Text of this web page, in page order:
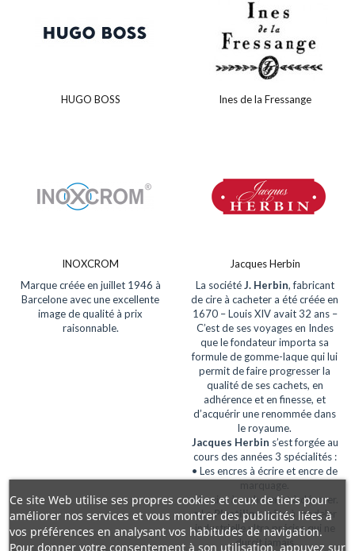
HUGO BOSS Ines de la Fressange
INOXCROM
Marque créée en juillet 1946 à
Barcelone avec une excellente
image de qualité à prix
raisonnable.
Jacques Herbin
La sociétéJ. Herbin, fabricant
de cire à cacheter a été créée en
1670 – Louis XIV avait 32 ans –
C’est de ses voyages en Indes
que le fondateur importa sa
formule de gomme-laque qui lui
permit de faire progresser la
qualité de ses cachets, en
adhérence et en finesse, et
d’acquérir une renommée dans
le royaume.
Jacques Herbin s’est forgée au
cours des années 3 spécialités :
• Les encres à écrire et encre de
• La cire à cacheter et à décorer.
• LaPlastiline, pâte à modeler
industrielle ultra précise qui ne
durcit jamais
Ce site Web utilise ses propres cookies et ceux de tiers pour
améliorer nos services et vous montrer des publicités liées à
vos préférences en analysant vos habitudes de navigation.
Pour donner votre consentement à son utilisation, appuyez sur